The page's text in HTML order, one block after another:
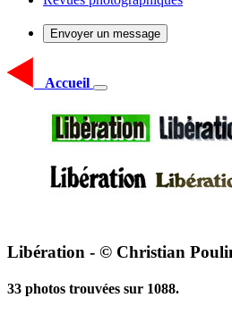
Envoyer un message
Accueil
Libération - © Christian
33 photos trouvées sur 1088.